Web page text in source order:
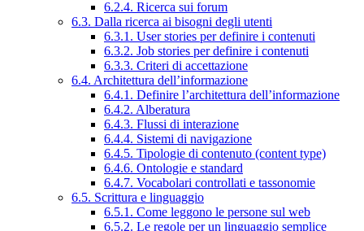
6.2.4. Ricerca sui forum
6.3. Dalla ricerca ai bisogni degli utenti
6.3.1. User stories per definire i contenuti
6.3.2. Job stories per definire i contenuti
6.3.3. Criteri di accettazione
6.4. Architettura dell’informazione
6.4.1. Definire l’architettura dell’informazione
6.4.2. Alberatura
6.4.3. Flussi di interazione
6.4.4. Sistemi di navigazione
6.4.5. Tipologie di contenuto (content type)
6.4.6. Ontologie e standard
6.4.7. Vocabolari controllati e tassonomie
6.5. Scrittura e linguaggio
6.5.1. Come leggono le persone sul web
6.5.2. Le regole per un linguaggio semplice